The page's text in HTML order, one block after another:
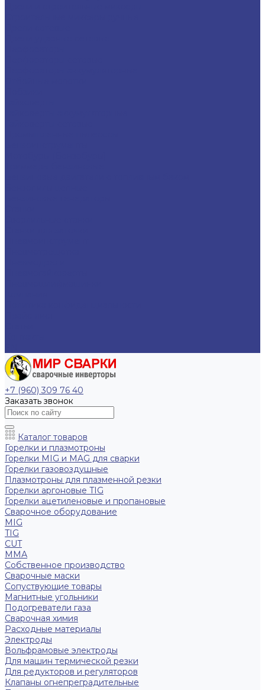
+7 (960) 309 76 40
Заказать звонок
Каталог товаров
Горелки и плазмотроны
Горелки MIG и MAG для сварки
Горелки газовоздушные
Плазмотроны для плазменной резки
Горелки аргоновые TIG
Горелки ацетиленовые и пропановые
Сварочное оборудование
MIG
TIG
CUT
ММА
Собственное производство
Сварочные маски
Сопуствующие товары
Магнитные угольники
Подогреватели газа
Сварочная химия
Расходные материалы
Электроды
Вольфрамовые электроды
Для машин термической резки
Для редукторов и регуляторов
Клапаны огнепреградительные